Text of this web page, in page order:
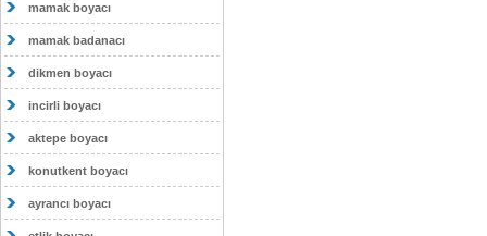
mamak boyacı
mamak badanacı
dikmen boyacı
incirli boyacı
aktepe boyacı
konutkent boyacı
ayrancı boyacı